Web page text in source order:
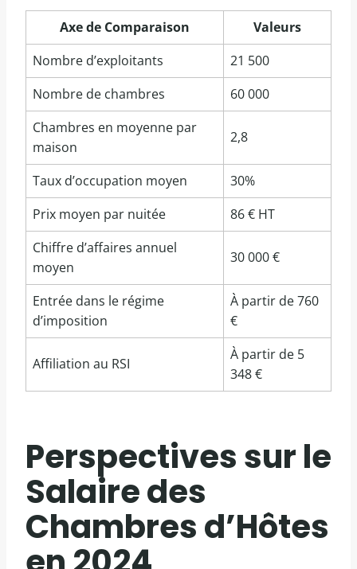
Axe de Comparaison
Valeurs
Nombre d’exploitants
21 500
Nombre de chambres
60 000
Chambres en moyenne par
maison
2,8
Taux d’occupation moyen
30%
Prix moyen par nuitée
86 € HT
Chiffre d’affaires annuel
moyen
30 000 €
Entrée dans le régime
d’imposition
À partir de 760
€
Affiliation au RSI
À partir de 5
348 €
Perspectives sur le
Salaire des
Chambres d’Hôtes